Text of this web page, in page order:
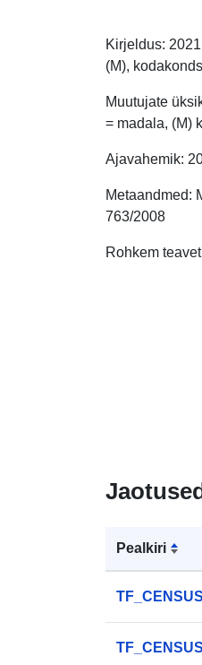
Kirjeldus:
(M),
Muutujate
= madala, (M)
Ajavahemik:
Metaandmed:
763/2008
Rohkem
Pealkiri